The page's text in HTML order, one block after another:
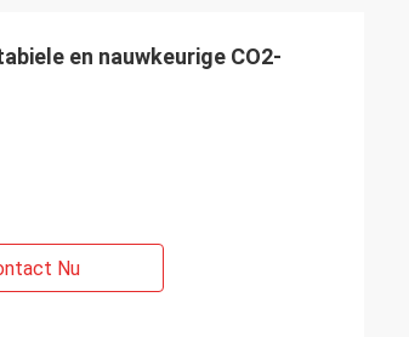
en nauwkeurige CO2-
Nu